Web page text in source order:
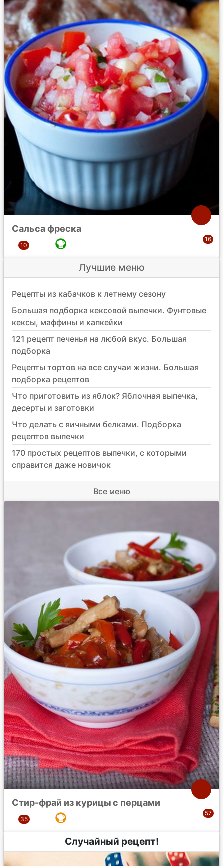
Сальса фреска
Лучшие меню
Рецепты из кабачков к летнему сезону
Большая подборка кексовой выпечки. Фунтовые
кексы, маффины и капкейки
121 рецепт печенья на любой вкус. Большая
подборка
Рецепты тортов на все случаи жизни. Большая
подборка рецептов
Что приготовить из яблок? Яблочная выпечка,
десерты и заготовки
Что делать с яичными белками. Подборка
рецептов выпечки
170 простых рецептов выпечки, с которыми
справится даже новичок
Все меню
Стир-фрай из курицы с перцами
Случайный рецепт!